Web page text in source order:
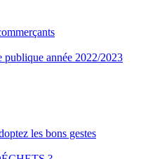
publique année 2022/2023
les bons gestes